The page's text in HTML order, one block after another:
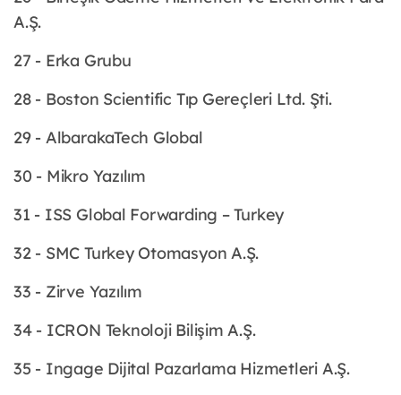
A.Ş.
27 - Erka Grubu
28 - Boston Scientific Tıp Gereçleri Ltd. Şti.
29 - AlbarakaTech Global
30 - Mikro Yazılım
31 - ISS Global Forwarding – Turkey
32 - SMC Turkey Otomasyon A.Ş.
33 - Zirve Yazılım
34 - ICRON Teknoloji Bilişim A.Ş.
35 - Ingage Dijital Pazarlama Hizmetleri A.Ş.